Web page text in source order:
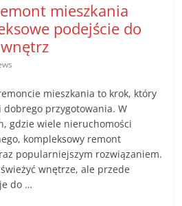
mieszkania
podejście do
mieszkania to krok, który
przygotowania. W
gdzie wiele nieruchomości
kompleksowy remont
popularniejszym rozwiązaniem.
wnętrze, ale przede
do …